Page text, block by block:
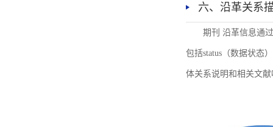
六、沿革关系
期刊 沿革信息通
包括status（数据状态
体关系说明和相关文